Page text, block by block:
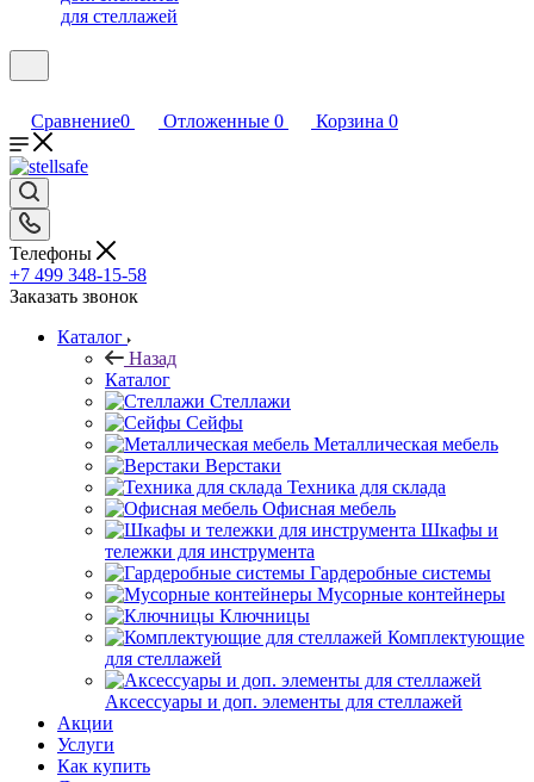
для стеллажей
Сравнение0 Отложенные 0 Корзина 0
Телефоны
+7 499 348-15-58
Заказать звонок
Каталог
Назад
Каталог
Стеллажи
Сейфы
Металлическая мебель
Верстаки
Техника для склада
Офисная мебель
Шкафы и
тележки для инструмента
Гардеробные системы
Мусорные контейнеры
Ключницы
Комплектующие
для стеллажей
Аксессуары и доп. элементы для стеллажей
Акции
Услуги
Как купить